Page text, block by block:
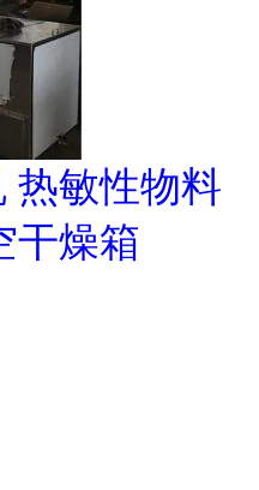
热敏性物料
干燥箱